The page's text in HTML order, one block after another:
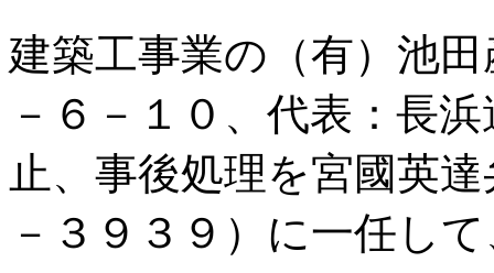
建築工事業の（有）池
－６－１０、代表：長
止、事後処理を宮國英
－３９３９）に一任し